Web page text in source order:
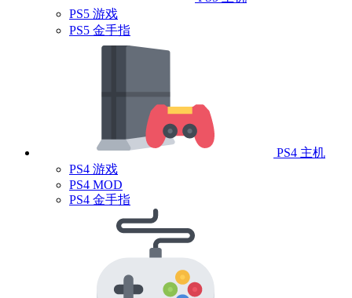
PS5 游戏
PS5 金手指
PS4 主机
PS4 游戏
PS4 MOD
PS4 金手指